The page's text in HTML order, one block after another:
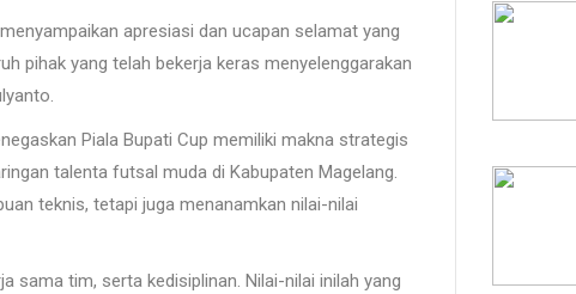
apresiasi dan ucapan selamat yang
pihak yang telah bekerja keras menyelenggarakan
Piala Bupati Cup memiliki makna strategis
talenta futsal muda di Kabupaten Magelang.
teknis, tetapi juga menanamkan nilai-nilai
sama tim, serta kedisiplinan. Nilai-nilai inilah yang